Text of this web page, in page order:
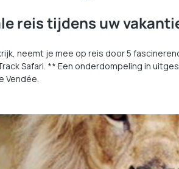
reis tijdens uw
neemt je mee op reis door 5
Safari. ** Een onderdompeling in
Vendée.